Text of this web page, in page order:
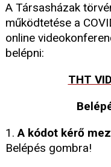
A Társasházak
működtetése a
online
belépni:
THT
1.A kódot kérő
Belépés gombra!